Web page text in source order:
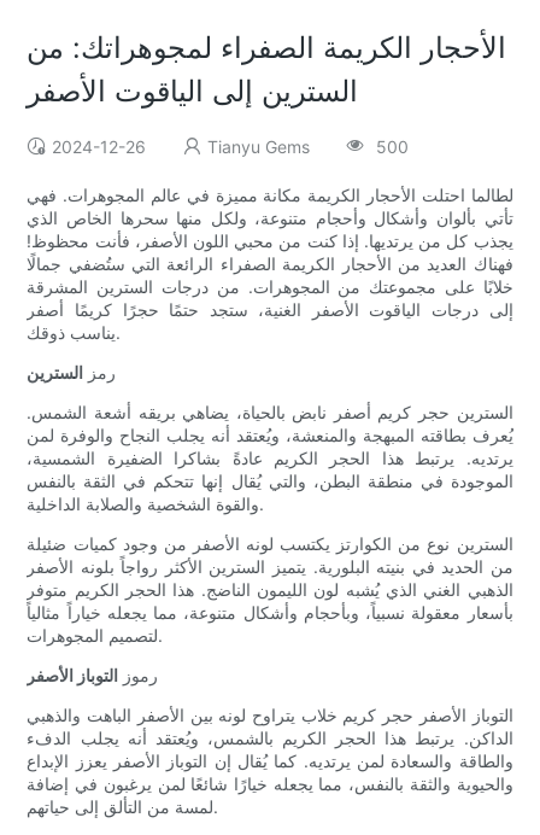
الأحجار الكريمة الصفراء لمجوهراتك: من
السترين إلى الياقوت الأصفر
2024-12-26 Tianyu Gems 500
لطالما احتلت الأحجار الكريمة مكانة مميزة في عالم المجوهرات. فهي
تأتي بألوان وأشكال وأحجام متنوعة، ولكل منها سحرها الخاص الذي
يجذب كل من يرتديها. إذا كنت من محبي اللون الأصفر، فأنت محظوظ!
فهناك العديد من الأحجار الكريمة الصفراء الرائعة التي ستُضفي جمالًا
خلابًا على مجموعتك من المجوهرات. من درجات السترين المشرقة
إلى درجات الياقوت الأصفر الغنية، ستجد حتمًا حجرًا كريمًا أصفر
يناسب ذوقك.
رمز السترين
السترين حجر كريم أصفر نابض بالحياة، يضاهي بريقه أشعة الشمس.
يُعرف بطاقته المبهجة والمنعشة، ويُعتقد أنه يجلب النجاح والوفرة لمن
يرتديه. يرتبط هذا الحجر الكريم عادةً بشاكرا الضفيرة الشمسية،
الموجودة في منطقة البطن، والتي يُقال إنها تتحكم في الثقة بالنفس
والقوة الشخصية والصلابة الداخلية.
السترين نوع من الكوارتز يكتسب لونه الأصفر من وجود كميات ضئيلة
من الحديد في بنيته البلورية. يتميز السترين الأكثر رواجاً بلونه الأصفر
الذهبي الغني الذي يُشبه لون الليمون الناضج. هذا الحجر الكريم متوفر
بأسعار معقولة نسبياً، وبأحجام وأشكال متنوعة، مما يجعله خياراً مثالياً
لتصميم المجوهرات.
رموز التوباز الأصفر
التوباز الأصفر حجر كريم خلاب يتراوح لونه بين الأصفر الباهت والذهبي
الداكن. يرتبط هذا الحجر الكريم بالشمس، ويُعتقد أنه يجلب الدفء
والطاقة والسعادة لمن يرتديه. كما يُقال إن التوباز الأصفر يعزز الإبداع
والحيوية والثقة بالنفس، مما يجعله خيارًا شائعًا لمن يرغبون في إضافة
لمسة من التألق إلى حياتهم.